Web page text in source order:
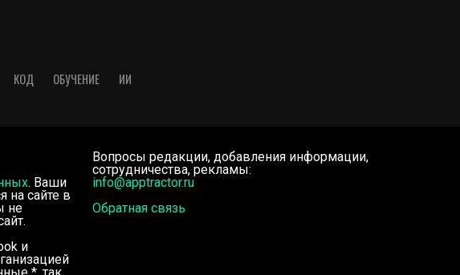
КОД ОБУЧЕНИЕ ИИ
. Ваши
на сайте в
не
и
Вопросы редакции, добавления информации,
сотрудничества, рекламы:
info@apptractor.ru
Обратная связь